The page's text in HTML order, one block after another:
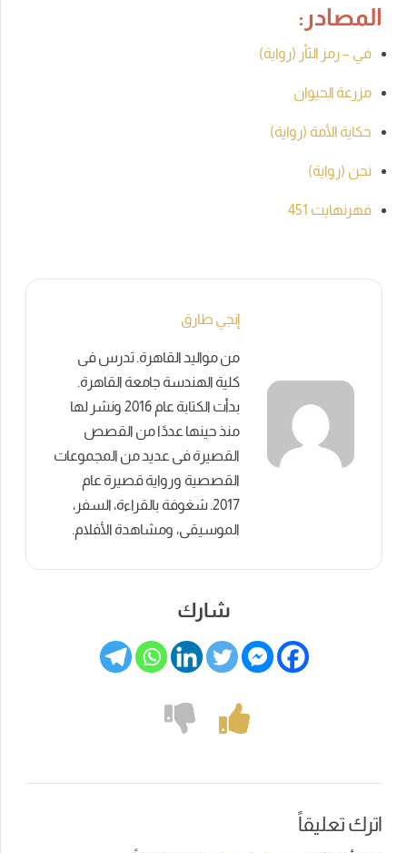
المصادر:
في – رمز الثأر (رواية)
مزرعة الحيوان
حكاية الأمة (رواية)
نحن (رواية)
فهرنهايت 451
إنجي طارق
من مواليد القاهرة. تدرس فى
كلية الهندسة جامعة القاهرة.
بدأت الكتابة عام 2016 ونشر لها
منذ حينها عددًا من القصص
القصيرة فى عديد من المجموعات
القصصية ورواية قصيرة عام
2017. شغوفة بالقراءة، السفر،
الموسيقى، ومشاهدة الأفلام.
شارك
اترك تعليقاً